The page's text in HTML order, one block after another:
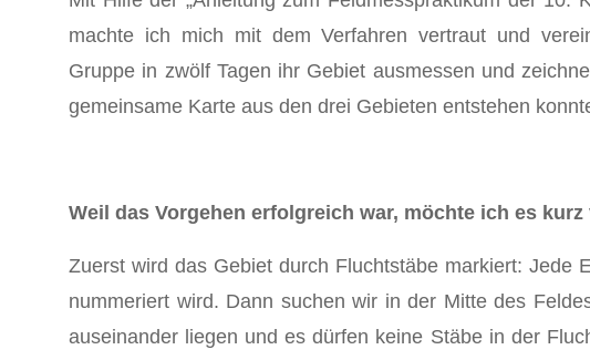
machte ich mich mit dem Verfahren vertraut und
Gruppe in zwölf Tagen ihr Gebiet ausmessen und
gemeinsame Karte aus den drei Gebieten entstehen
Weil das Vorgehen erfolgreich war, möchte ich es
Zuerst wird das Gebiet durch Fluchtstäbe markiert: Jede
nummeriert wird. Dann suchen wir in der Mitte des
auseinander liegen und es dürfen keine Stäbe in der